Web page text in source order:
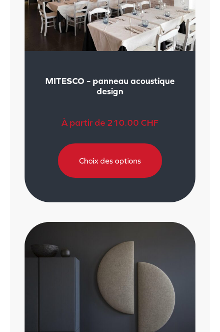
MITESCO – panneau acoustique
design
À partir de 210.00 CHF
Choix des options